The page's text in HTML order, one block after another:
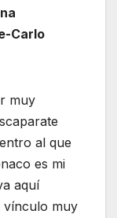
Carlo
muy
al que
es mi
aquí
vínculo muy